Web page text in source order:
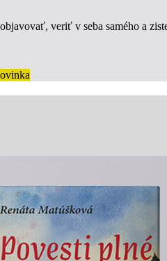
veriť v seba samého a